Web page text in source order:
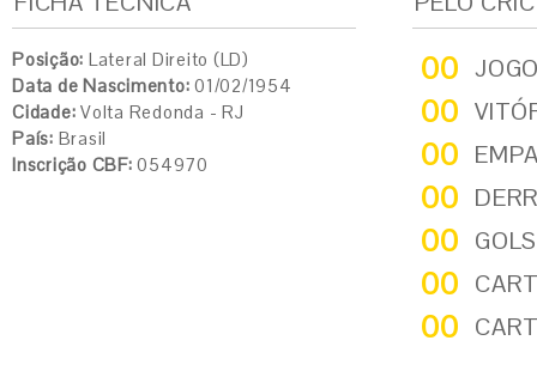
Posição: Lateral Direito (LD)
Data de Nascimento: 01/02/1954
Cidade: Volta Redonda - RJ
País: Brasil
Inscrição CBF: 054970
00
00
00
00
00
00
00